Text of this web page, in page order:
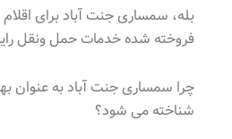
بله، سمساری جنت آباد برای
فروخته شده خدمات حمل ونقل
چرا سمساری جنت آباد به عنوان
شناخته می شود؟